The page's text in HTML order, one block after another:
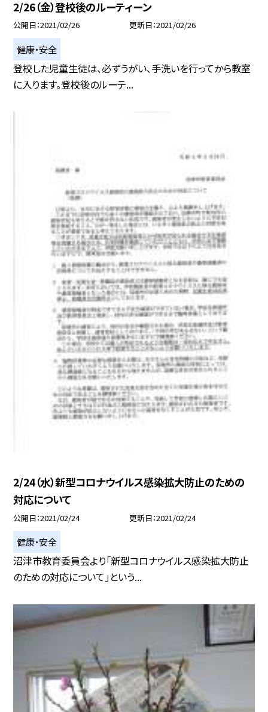
2/26（金）登校後のルーティーン
公開日 2021/02/26 更新日 2021/02/26
健康・安全
登校した児童生徒は、必ずうがい、手洗いを行ってから教室
に入ります。登校後のルーテ...
2/24（水）新型コロナウイルス感染拡大防止のための
対応について
公開日 2021/02/24 更新日 2021/02/24
健康・安全
沼津市教育委員会より「新型コロナウイルス感染拡大防止
のための対応について」という...